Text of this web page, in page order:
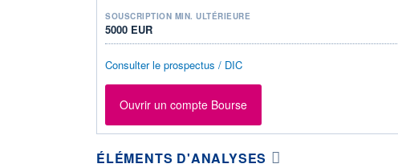
SOUSCRIPTION MIN. ULTÉRIEURE
5000 EUR
Consulter le prospectus / DIC
Ouvrir un compte Bourse
ÉLÉMENTS D'ANALYSES